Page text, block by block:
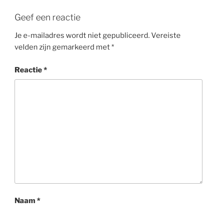
Geef een reactie
Je e-mailadres wordt niet gepubliceerd.Vereiste
velden zijn gemarkeerd met*
Reactie*
Naam*